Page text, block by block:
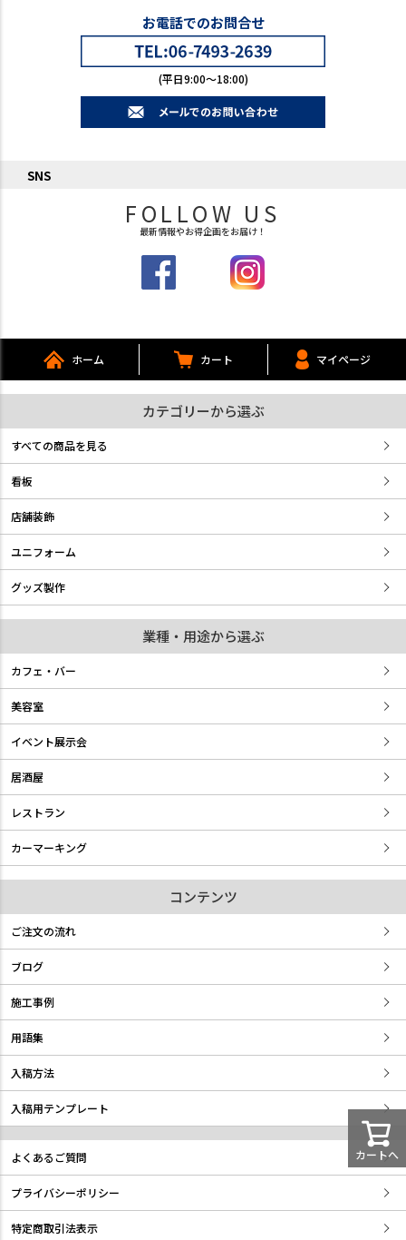
カートへ
お電話でのお問合せ
(平日9:00～18:00)
SNS
FOLLOW US
最新情報やお得企画をお届け！
ホーム カート マイページ
カテゴリーから選ぶ
すべての商品を見る
看板
店舗装飾
ユニフォーム
グッズ製作
業種・用途から選ぶ
カフェ・バー
美容室
イベント展示会
居酒屋
レストラン
カーマーキング
コンテンツ
ご注文の流れ
ブログ
施工事例
用語集
入稿方法
入稿用テンプレート
よくあるご質問
プライバシーポリシー
特定商取引法表示